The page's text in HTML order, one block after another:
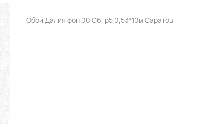
Обои Далия фон 00 С6гр5 0,53*10м Саратов